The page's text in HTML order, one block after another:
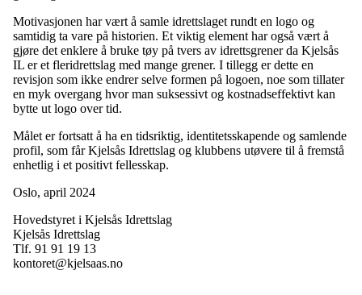
Motivasjonen har vært å samle idrettslaget rundt en logo og
samtidig ta vare på historien. Et viktig element har også vært å
gjøre det enklere å bruke tøy på tvers av idrettsgrener da Kjelsås
IL er et fleridrettslag med mange grener. I tillegg er dette en
revisjon som ikke endrer selve formen på logoen, noe som tillater
en myk overgang hvor man suksessivt og kostnadseffektivt kan
bytte ut logo over tid.
Målet er fortsatt å ha en tidsriktig, identitetsskapende og samlende
profil, som får Kjelsås Idrettslag og klubbens utøvere til å fremstå
enhetlig i et positivt fellesskap.
Oslo, april 2024
Hovedstyret i Kjelsås Idrettslag
Kjelsås Idrettslag
Tlf. 91 91 19 13
kontoret@kjelsaas.no